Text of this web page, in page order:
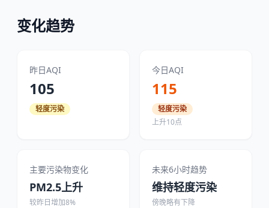
变化趋势
昨日AQI
105
轻度污染
今日AQI
115
轻度污染
上升10点
主要污染物变化
PM2.5上升
较昨日增加8%
未来6小时趋势
维持轻度污染
傍晚略有下降